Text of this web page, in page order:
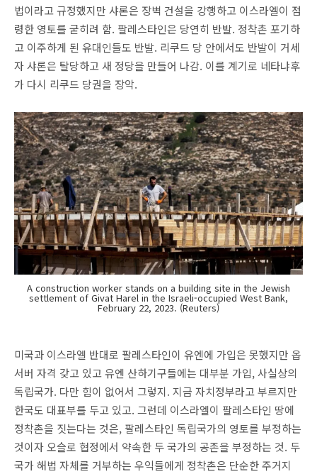
법이라고 규정했지만 샤론은 장벽 건설을 강행하고 이스라엘이 점
령한 영토를 굳히려 함. 팔레스타인은 당연히 반발. 정착촌 포기하
고 이주하게 된 유대인들도 반발. 리쿠드 당 안에서도 반발이 거세
자 샤론은 탈당하고 새 정당을 만들어 나감. 이를 계기로 네타냐후
가 다시 리쿠드 당권을 장악.
A construction worker stands on a building site in the Jewish
settlement of Givat Harel in the Israeli-occupied West Bank,
February 22, 2023. (Reuters)
미국과 이스라엘 반대로 팔레스타인이 유엔에 가입은 못했지만 옵
서버 자격 갖고 있고 유엔 산하기구들에는 대부분 가입, 사실상의
독립국가. 다만 힘이 없어서 그렇지. 지금 자치정부라고 부르지만
한국도 대표부를 두고 있고. 그런데 이스라엘이 팔레스타인 땅에
정착촌을 짓는다는 것은, 팔레스타인 독립국가의 영토를 부정하는
것이자 오슬로 협정에서 약속한 두 국가의 공존을 부정하는 것. 두
국가 해법 자체를 거부하는 우익들에게 정착촌은 단순한 주거지